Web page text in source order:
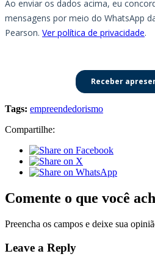
Tags: empreendedorismo
Compartilhe:
Comente o que você
Preencha os campos e deixe sua
Leave a Reply